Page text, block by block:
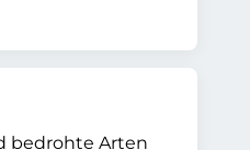
bedrohte Arten